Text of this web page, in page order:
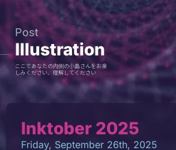
Post
Illustration
ここであなたの内側の小島さんをお楽
しみください、理解してください
Inktober 2025
Friday, September 26th, 2025